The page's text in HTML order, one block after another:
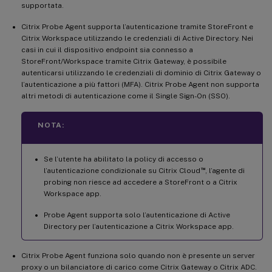
supportata.
Citrix Probe Agent supporta l’autenticazione tramite StoreFront e
Citrix Workspace utilizzando le credenziali di Active Directory. Nei
casi in cui il dispositivo endpoint sia connesso a
StoreFront/Workspace tramite Citrix Gateway, è possibile
autenticarsi utilizzando le credenziali di dominio di Citrix Gateway o
l’autenticazione a più fattori (MFA). Citrix Probe Agent non supporta
altri metodi di autenticazione come il Single Sign-On (SSO).
NOTA:
Se l’utente ha abilitato la policy di accesso o
l’autenticazione condizionale su Citrix Cloud ™, l’agente di
probing non riesce ad accedere a StoreFront o a Citrix
Workspace app.
Probe Agent supporta solo l’autenticazione di Active
Directory per l’autenticazione a Citrix Workspace app.
Citrix Probe Agent funziona solo quando non è presente un server
proxy o un bilanciatore di carico come Citrix Gateway o Citrix ADC.